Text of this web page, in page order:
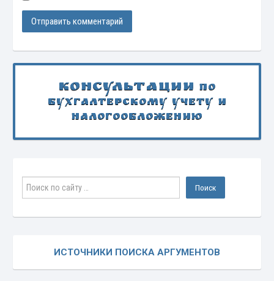
Консультации по
бухгалтерскому учету и
налогообложению
ИСТОЧНИКИ ПОИСКА АРГУМЕНТОВ